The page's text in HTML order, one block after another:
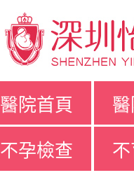
醫院首頁
不孕檢查